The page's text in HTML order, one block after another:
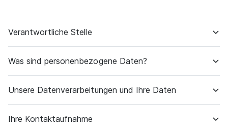
Verantwortliche Stelle
DeepCloud AG
Abacus-Platz 1
9300 Wittenbach – St. Gallen
Was sind personenbezogene Daten?
Personenbezogene Daten sind alle Informationen über
persönliche oder sachliche Verhältnisse einer
bestimmten oder bestimmbaren natürlichen Person
Unsere Datenverarbeitungen und Ihre Daten
Die auf unseren Webauftritten dargestellten Inhalte und
Ihre Kontaktaufnahme